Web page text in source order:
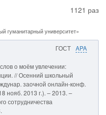
1121 раз
гуманитарный университет»
ГОСТ APA
о моём увлечении:
// Осенний школьный
заочной онлайн-конф.
нояб. 2013 г.). – 2013. –
сотрудничества